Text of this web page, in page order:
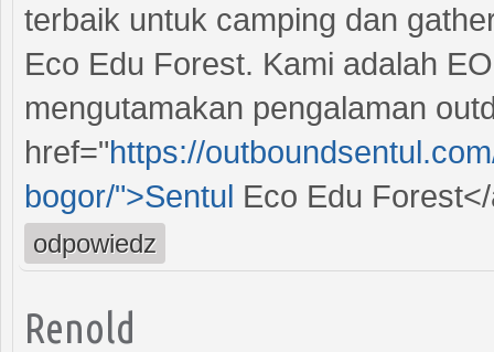
terbaik untuk camping dan
Eco Edu Forest. Kami adalah
mengutamakan pengalaman
href="https://
bogor/">Sentul Eco Edu
odpowiedz
Renold